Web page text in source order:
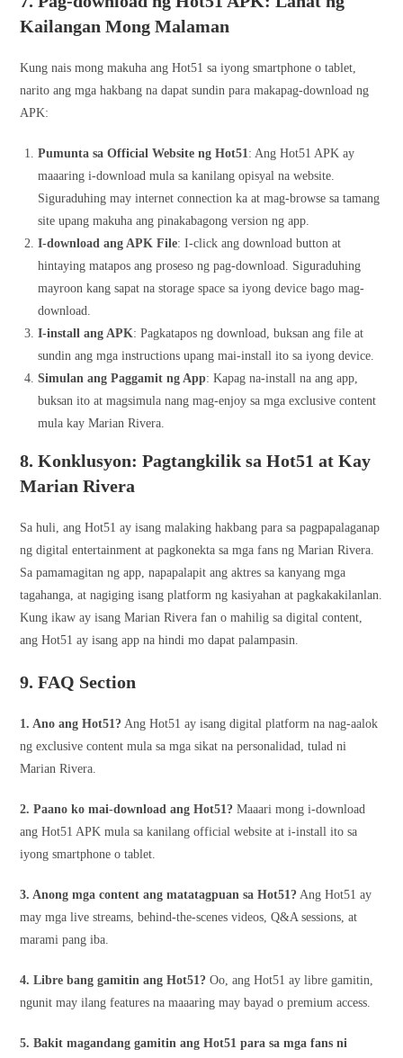
Kailangan Mong Malaman
Kung nais mong makuha ang Hot51 sa iyong smartphone o tablet,
narito ang mga hakbang na dapat sundin para makapag-download ng
APK:
Pumunta sa Official Website ng Hot51 : Ang Hot51 APK ay
maaaring i-download mula sa kanilang opisyal na website.
Siguraduhing may internet connection ka at mag-browse sa tamang
site upang makuha ang pinakabagong version ng app.
I-download ang APK File: I-click ang download button at
hintaying matapos ang proseso ng pag-download. Siguraduhing
mayroon kang sapat na storage space sa iyong device bago mag-
download.
I-install ang APK: Pagkatapos ng download, buksan ang file at
sundin ang mga instructions upang mai-install ito sa iyong device.
Simulan ang Paggamit ng App: Kapag na-install na ang app,
buksan ito at magsimula nang mag-enjoy sa mga exclusive content
mula kay Marian Rivera.
8. Konklusyon: Pagtangkilik sa Hot51 at Kay
Marian Rivera
Sa huli, ang Hot51 ay isang malaking hakbang para sa pagpapalaganap
ng digital entertainment at pagkonekta sa mga fans ng Marian Rivera.
Sa pamamagitan ng app, napapalapit ang aktres sa kanyang mga
tagahanga, at nagiging isang platform ng kasiyahan at pagkakakilanlan.
Kung ikaw ay isang Marian Rivera fan o mahilig sa digital content,
ang Hot51 ay isang app na hindi mo dapat palampasin.
9. FAQ Section
1. Ano ang Hot51? Ang Hot51 ay isang digital platform na nag-aalok
ng exclusive content mula sa mga sikat na personalidad, tulad ni
Marian Rivera.
2. Paano ko mai-download ang Hot51? Maaari mong i-download
ang Hot51 APK mula sa kanilang official website at i-install ito sa
iyong smartphone o tablet.
3. Anong mga content ang matatagpuan sa Hot51? Ang Hot51 ay
may mga live streams, behind-the-scenes videos, Q&A sessions, at
marami pang iba.
4. Libre bang gamitin ang Hot51? Oo, ang Hot51 ay libre gamitin,
ngunit may ilang features na maaaring may bayad o premium access.
5. Bakit magandang gamitin ang Hot51 para sa mga fans ni